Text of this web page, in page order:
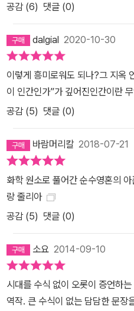
공감 (6) 댓글 (0)
dalgial 2020-10-30
이렇게 흥미로워도 되나?그 지옥
이 인간인가”가 깊어진인간이란
공감 (5) 댓글 (0)
바람머리칼2018-07-21
화학 원소로 풀어간 순수영혼의
랑 줄리아
공감 (5) 댓글 (0)
소요 2014-09-10
시대를 수식 없이 오롯이 증언하
역작. 큰 수식이 없는 담담한 문장